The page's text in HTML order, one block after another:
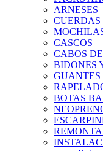
ARNESES
CUERDAS
CASCOS
CABOS
BIDONES
GUANTES
BOTAS